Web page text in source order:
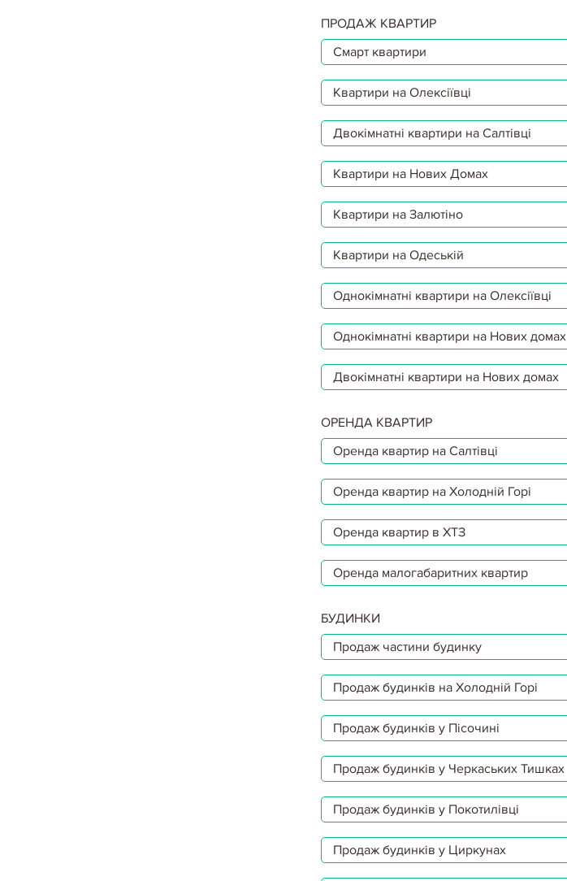
ПРОДАЖ КВАРТИР
Смарт квартири
Квартири на Олексіївці
Двокімнатні квартири на Салтівці
Квартири на Нових Домах
Квартири на Залютіно
Квартири на Одеській
Однокімнатні квартири на Олексіївці
Однокімнатні квартири на Нових домах
Двокімнатні квартири на Нових домах
ОРЕНДА КВАРТИР
Оренда квартир на Салтівці
Оренда квартир на Холодній Горі
Оренда квартир в ХТЗ
Оренда малогабаритних квартир
БУДИНКИ
Продаж частини будинку
Продаж будинків на Холодній Горі
Продаж будинків у Пісочині
Продаж будинків у Черкаських Тишках
Продаж будинків у Покотилівці
Продаж будинків у Циркунах